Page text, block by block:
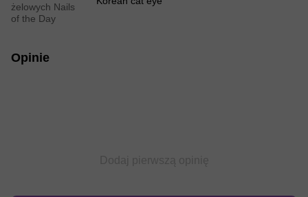
żelowych Nails
of the Day
Opinie